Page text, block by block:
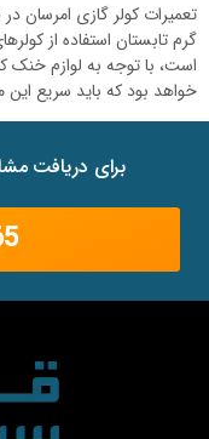
تعمیرات کولر گازی امرسان
گرم تابستان استفاده از
است، با توجه به لوازم خنک
خواهد بود که باید سریع این
برای دریافت